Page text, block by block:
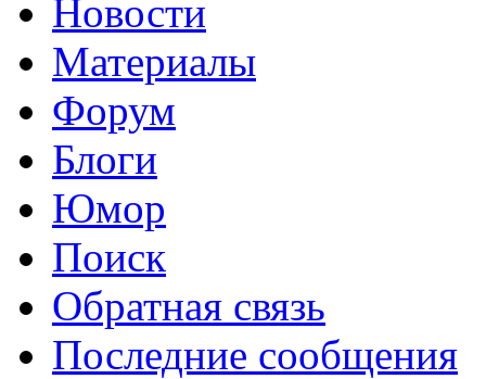
Новости
Материалы
Форум
Блоги
Юмор
Поиск
Обратная связь
Последние сообщения